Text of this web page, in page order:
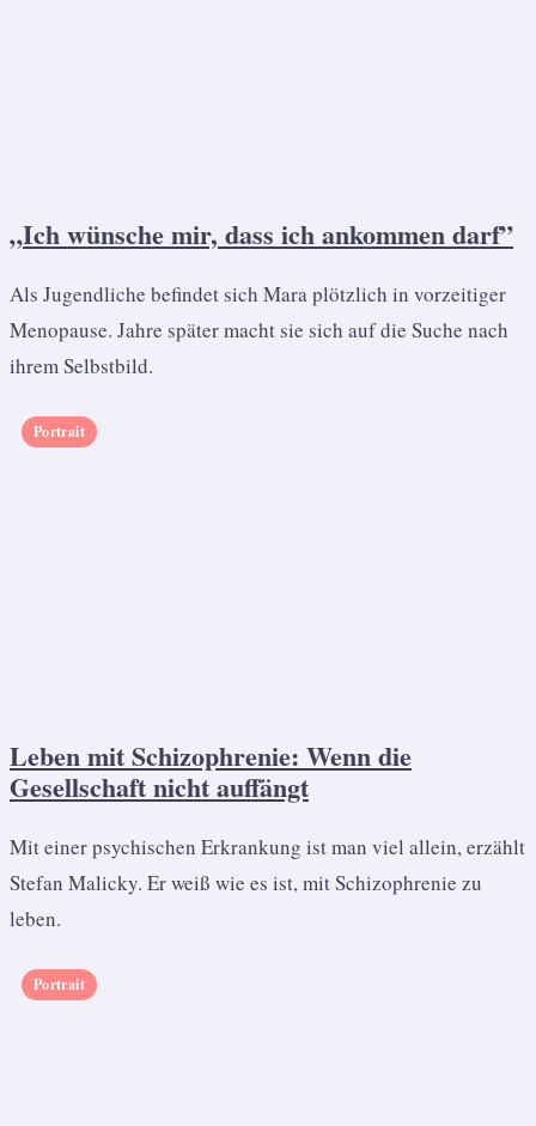
„Ich wünsche mir, dass ich ankommen darf”
Als Jugendliche befindet sich Mara plötzlich in vorzeitiger
Menopause. Jahre später macht sie sich auf die Suche nach
ihrem Selbstbild.
Portrait
Leben mit Schizophrenie: Wenn die
Gesellschaft nicht auffängt
Mit einer psychischen Erkrankung ist man viel allein, erzählt
Stefan Malicky. Er weiß wie es ist, mit Schizophrenie zu
leben.
Portrait